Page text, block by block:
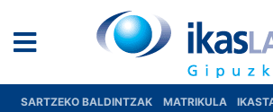
SARTZEKO BALDINTZAK MATRIKULA